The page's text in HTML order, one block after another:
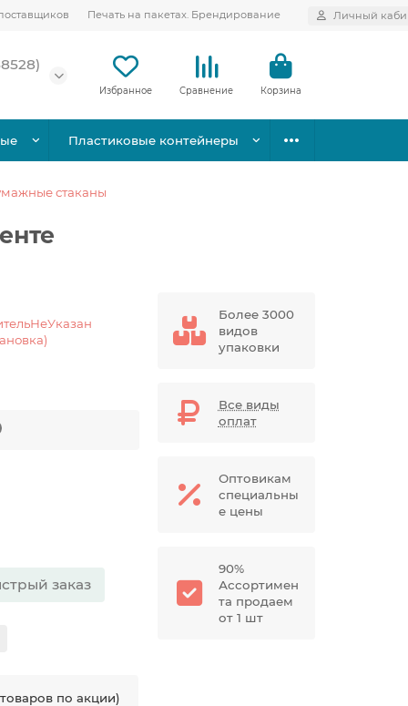
Печать на пакетах. Брендирование Личный
Избранное Сравнение Корзина
Пластиковые контейнеры
стаканы
заказ
по акции)
Более 3000
видов
упаковки
Все виды
оплат
Оптовикам
специальны
е цены
90%
Ассортимен
та продаем
от 1 шт